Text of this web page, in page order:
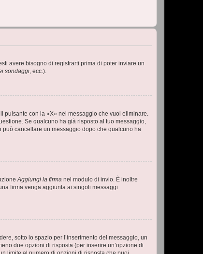
avere bisogno di registrarti prima di poter inviare un
sondaggi, ecc.).
pulsante con la «X» nel messaggio che vuoi eliminare.
Se qualcuno ha già risposto al tuo messaggio,
può cancellare un messaggio dopo che qualcuno ha
Aggiungi la firma nel modulo di invio. È inoltre
firma venga aggiunta ai singoli messaggi
sotto lo spazio per l’inserimento del messaggio, un
due opzioni di risposta (per inserire un’opzione di